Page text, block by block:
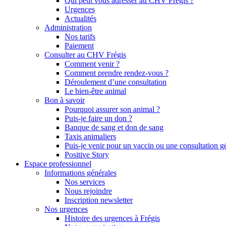
Urgences
Actualités
Administration
Nos tarifs
Paiement
Consulter au CHV Frégis
Comment venir ?
Comment prendre rendez-vous ?
Déroulement d’une consultation
Le bien-être animal
Bon à savoir
Pourquoi assurer son animal ?
Puis-je faire un don ?
Banque de sang et don de sang
Taxis animaliers
Puis-je venir pour un vaccin ou une consultation
Positive Story
Espace professionnel
Informations générales
Nos services
Nous rejoindre
Inscription newsletter
Nos urgences
Histoire des urgences à Frégis